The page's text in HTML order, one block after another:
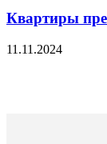
Квартиры
11.11.2024